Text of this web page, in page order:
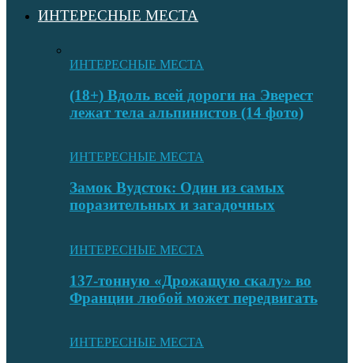
ИНТЕРЕСНЫЕ МЕСТА
ИНТЕРЕСНЫЕ МЕСТА
(18+) Вдоль всей дороги на Эверест
лежат тела альпинистов (14 фото)
ИНТЕРЕСНЫЕ МЕСТА
Замок Вудсток: Один из самых
поразительных и загадочных
ИНТЕРЕСНЫЕ МЕСТА
137-тонную «Дрожащую скалу» во
Франции любой может передвигать
ИНТЕРЕСНЫЕ МЕСТА